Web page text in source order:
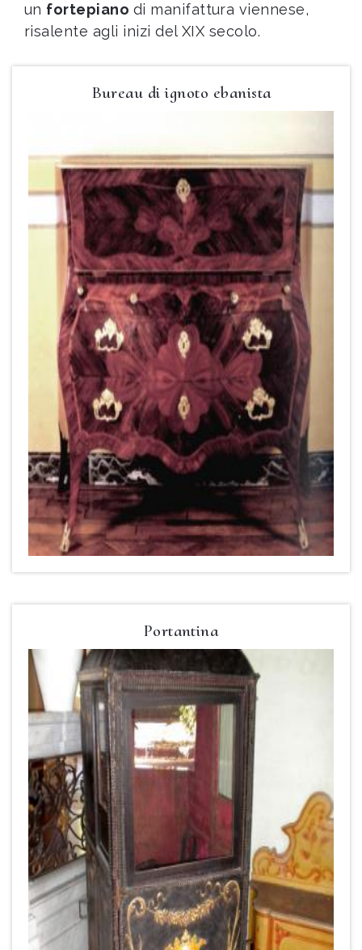
un fortepiano di manifattura viennese,
risalente agli inizi del XIX secolo.
Bureau di ignoto ebanista
Portantina